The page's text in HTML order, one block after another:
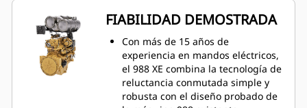
FIABILIDAD DEMOSTRADA
Con más de 15 años de
experiencia en mandos eléctricos,
el 988 XE combina la tecnología de
reluctancia conmutada simple y
robusta con el diseño probado de